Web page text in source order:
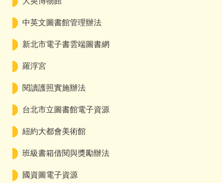
中英文圖書館管理辦法
新北市電子書雲端圖書網
羅浮宮
閱讀護照實施辦法
台北市立圖書館電子資源
紐約大都會美術館
班級書箱借閱與獎勵辦法
國資圖電子資源